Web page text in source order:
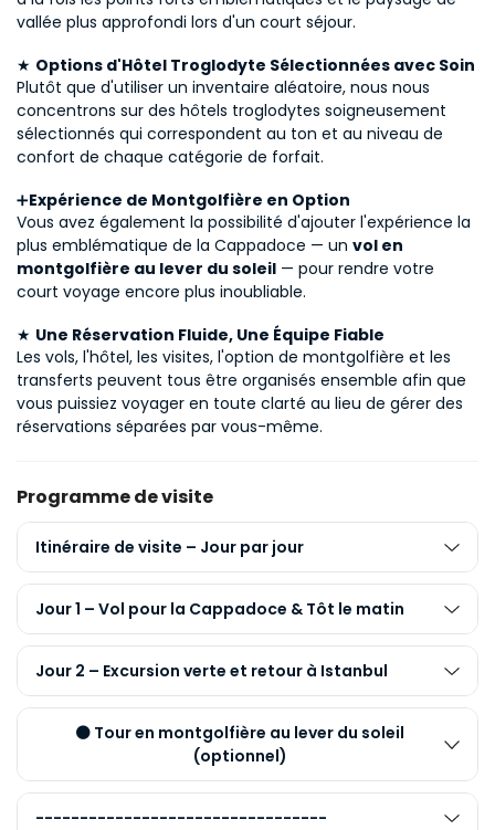
vallée plus approfondi lors d'un court séjour.
★ Options d'Hôtel Troglodyte Sélectionnées avec Soin
Plutôt que d'utiliser un inventaire aléatoire, nous nous
concentrons sur des hôtels troglodytes soigneusement
sélectionnés qui correspondent au ton et au niveau de
confort de chaque catégorie de forfait.
➕Expérience de Montgolfière en Option
Vous avez également la possibilité d'ajouter l'expérience la
plus emblématique de la Cappadoce — un vol en
montgolfière au lever du soleil — pour rendre votre
court voyage encore plus inoubliable.
★ Une Réservation Fluide, Une Équipe Fiable
Les vols, l'hôtel, les visites, l'option de montgolfière et les
transferts peuvent tous être organisés ensemble afin que
vous puissiez voyager en toute clarté au lieu de gérer des
réservations séparées par vous-même.
Programme de visite
Itinéraire de visite – Jour par jour
Jour 1 – Vol pour la Cappadoce & Tôt le matin
Jour 2 – Excursion verte et retour à Istanbul
⚫ Tour en montgolfière au lever du soleil
(optionnel)
---------------------------------